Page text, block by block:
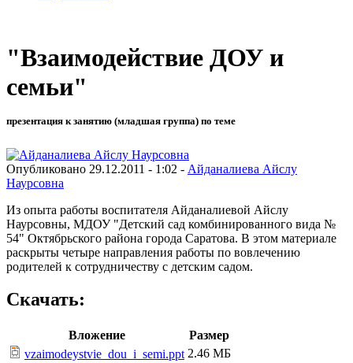
"Взаимодействие ДОУ и
семьи"
презентация к занятию (младшая группа) по теме
Опубликовано 29.12.2011 - 1:02 - Айданалиева Айслу
Наурсовна
Из опыта работы воспитателя Айданалиевой Айслу
Наурсовны, МДОУ "Детский сад комбинированного вида №
54" Октябрьского района города Саратова. В этом материале
раскрыты четыре направления работы по вовлечению
родителей к сотрудничеству с детским садом.
Скачать:
Вложение
Размер
vzaimodeystvie_dou_i_semi.ppt 2.46 МБ